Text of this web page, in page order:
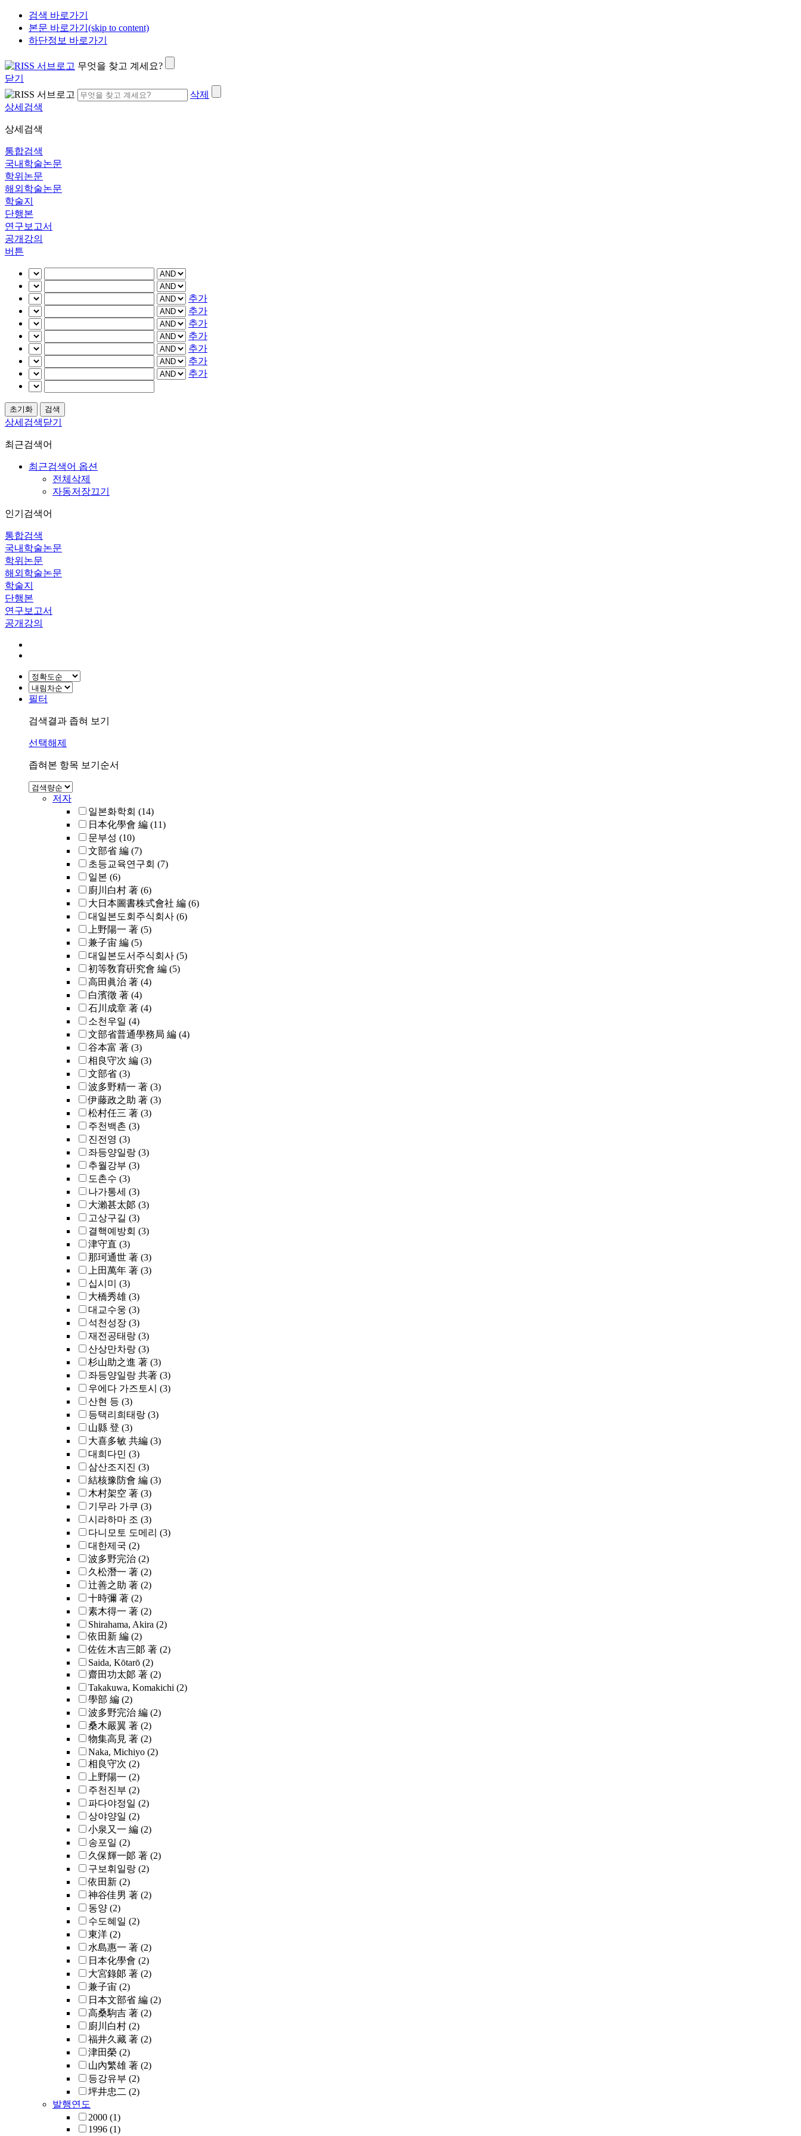
검색 바로가기
본문 바로가기(skip to content)
하단정보 바로가기
무엇을 찾고 계세요?
닫기
삭제
상세검색
상세검색
통합검색
국내학술논문
학위논문
해외학술논문
학술지
단행본
연구보고서
공개강의
버튼
추가
추가
추가
추가
추가
추가
추가
상세검색닫기
최근검색어
최근검색어 옵션
전체삭제
자동저장끄기
인기검색어
통합검색
국내학술논문
학위논문
해외학술논문
학술지
단행본
연구보고서
공개강의
필터
검색결과 좁혀 보기
선택해제
좁혀본 항목 보기순서
저자
일본화학회 (14)
日本化學會 編 (11)
문부성 (10)
文部省 編 (7)
초등교육연구회 (7)
일본 (6)
廚川白村 著 (6)
大日本圖書株式會社 編 (6)
대일본도회주식회사 (6)
上野陽一 著 (5)
兼子宙 編 (5)
대일본도서주식회사 (5)
初等敎育硏究會 編 (5)
高田眞治 著 (4)
白濱徵 著 (4)
石川成章 著 (4)
소천우일 (4)
文部省普通學務局 編 (4)
谷本富 著 (3)
相良守次 編 (3)
文部省 (3)
波多野精一 著 (3)
伊藤政之助 著 (3)
松村任三 著 (3)
주천백촌 (3)
진전영 (3)
좌등양일랑 (3)
추월강부 (3)
도촌수 (3)
나가통세 (3)
大瀨甚太郞 (3)
고상구길 (3)
결핵예방회 (3)
津守直 (3)
那珂通世 著 (3)
上田萬年 著 (3)
십시미
(3)
大橋秀雄 (3)
대교수웅 (3)
석천성장 (3)
재전공태랑 (3)
산상만차랑 (3)
杉山助之進 著 (3)
좌등양일랑 共著 (3)
우에다 가즈토시 (3)
산현 등 (3)
등택리희태랑 (3)
山縣 登 (3)
大喜多敏 共編 (3)
대희다민 (3)
삼산조지진 (3)
結核豫防會 編 (3)
木村架空 著 (3)
기무라 가쿠 (3)
시라하마 조 (3)
다니모토 도메리 (3)
대한제국 (2)
波多野完治 (2)
久松潛一 著 (2)
辻善之助 著 (2)
十時彌 著 (2)
素木得一 著 (2)
Shirahama, Akira (2)
依田新 編 (2)
佐佐木吉三郞 著 (2)
Saida, Kōtarō (2)
齋田功太郞 著 (2)
Takakuwa, Komakichi (2)
學部 編 (2)
波多野完治 編 (2)
桑木嚴翼 著 (2)
物集高見 著 (2)
Naka, Michiyo (2)
相良守次 (2)
上野陽一 (2)
주천진부 (2)
파다야정일 (2)
상야양일 (2)
小泉又一 編 (2)
송포일 (2)
久保輝一郞 著 (2)
구보휘일랑 (2)
依田新 (2)
神谷佳男 著 (2)
동양 (2)
수도혜일 (2)
東洋 (2)
水島惠一 著 (2)
日本化學會 (2)
大宮錄郞 著 (2)
兼子宙 (2)
日本文部省 編 (2)
高桑駒吉 著 (2)
廚川白村 (2)
福井久藏 著 (2)
津田榮 (2)
山內繁雄 著 (2)
등강유부 (2)
坪井忠二 (2)
발행연도
2000 (1)
1996 (1)